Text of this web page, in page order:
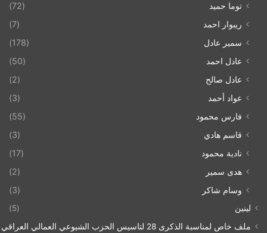
توما حميد
(72)
ريبوار احمد
(7)
سمير عادل
(178)
عادل احمد
(50)
عادل صالح
(2)
عواد أحمد
(3)
فارس محمود
(55)
قاسم هادي
(3)
نادية محمود
(17)
هدى سمير
(2)
وسام شاكر
(3)
لينين
(5)
ملف خاص لمناسبة الذكرى 28 لتاسيس الحزب الشيوعي العمالي العراقي 1993/07/21